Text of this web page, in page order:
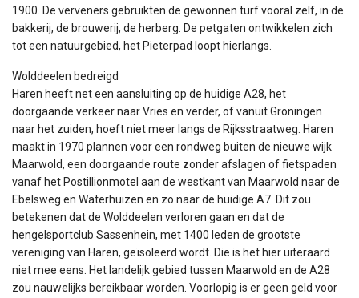
1900. De verveners gebruikten de gewonnen turf vooral zelf, in de
bakkerij, de brouwerij, de herberg. De petgaten ontwikkelen zich
tot een natuurgebied, het Pieterpad loopt hierlangs.
Wolddeelen bedreigd
Haren heeft net een aansluiting op de huidige A28, het
doorgaande verkeer naar Vries en verder, of vanuit Groningen
naar het zuiden, hoeft niet meer langs de Rijksstraatweg. Haren
maakt in 1970 plannen voor een rondweg buiten de nieuwe wijk
Maarwold, een doorgaande route zonder afslagen of fietspaden
vanaf het Postillionmotel aan de westkant van Maarwold naar de
Ebelsweg en Waterhuizen en zo naar de huidige A7. Dit zou
betekenen dat de Wolddeelen verloren gaan en dat de
hengelsportclub Sassenhein, met 1400 leden de grootste
vereniging van Haren, geïsoleerd wordt. Die is het hier uiteraard
niet mee eens. Het landelijk gebied tussen Maarwold en de A28
zou nauwelijks bereikbaar worden. Voorlopig is er geen geld voor